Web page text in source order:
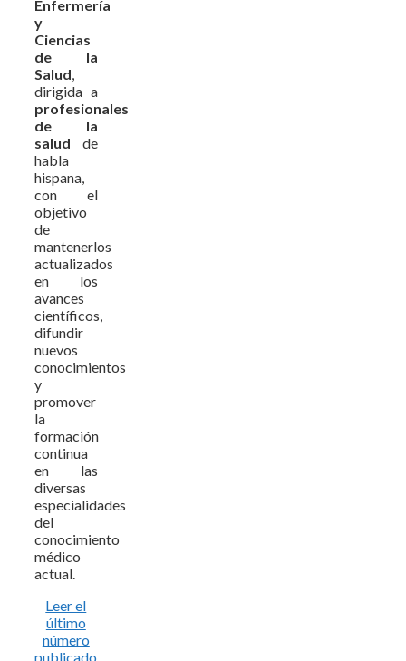
Enfermería
y
Ciencias
de la
Salud,
dirigida a
profesionales
de la
salud de
habla
hispana,
con el
objetivo
de
mantenerlos
actualizados
en los
avances
científicos,
difundir
nuevos
conocimientos
y
promover
la
formación
continua
en las
diversas
especialidades
del
conocimiento
médico
actual.
Leer el
último
número
publicado